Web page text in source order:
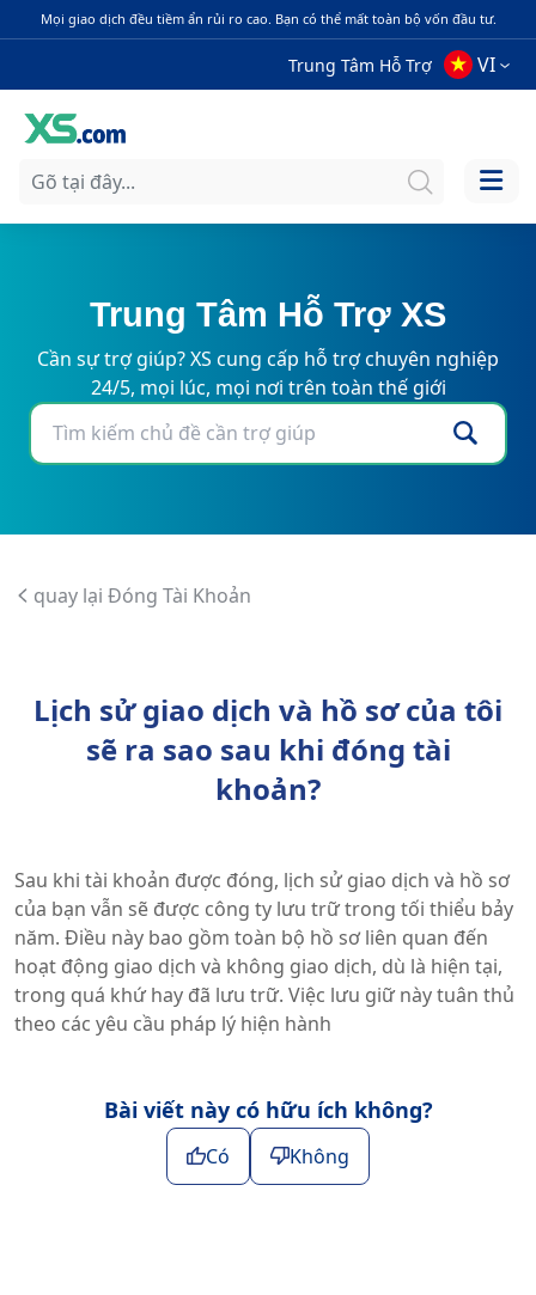
Mọi giao dịch đều tiềm ẩn rủi ro cao. Bạn có thể mất toàn bộ vốn đầu tư.
Trung Tâm Hỗ Trợ VI
Trung Tâm Hỗ Trợ XS
Cần sự trợ giúp? XS cung cấp hỗ trợ chuyên nghiệp
24/5, mọi lúc, mọi nơi trên toàn thế giới
quay lại Đóng Tài Khoản
Lịch sử giao dịch và hồ sơ của tôi
sẽ ra sao sau khi đóng tài
khoản?
Sau khi tài khoản được đóng, lịch sử giao dịch và hồ sơ
của bạn vẫn sẽ được công ty lưu trữ trong tối thiểu bảy
năm. Điều này bao gồm toàn bộ hồ sơ liên quan đến
hoạt động giao dịch và không giao dịch, dù là hiện tại,
trong quá khứ hay đã lưu trữ. Việc lưu giữ này tuân thủ
theo các yêu cầu pháp lý hiện hành
Bài viết này có hữu ích không?
Có Không